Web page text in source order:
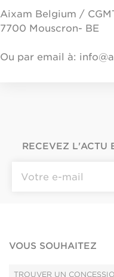
Aixam Belgium /
7700 Mouscron- BE
Ou par email à:
RECEVEZ L'ACTU
VOUS SOUHAITEZ
TROUVER UN